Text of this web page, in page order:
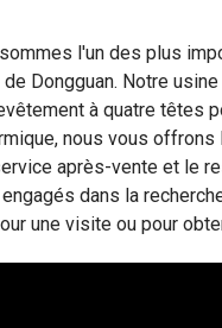
l'un des plus
Dongguan. Notre
à quatre têtes
nous vous
après-vente et le
dans la
une visite ou pour